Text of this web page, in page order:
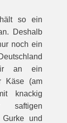
so ein
Deshalb
noch ein
an ein
Käse (am
knackig
Gurke und